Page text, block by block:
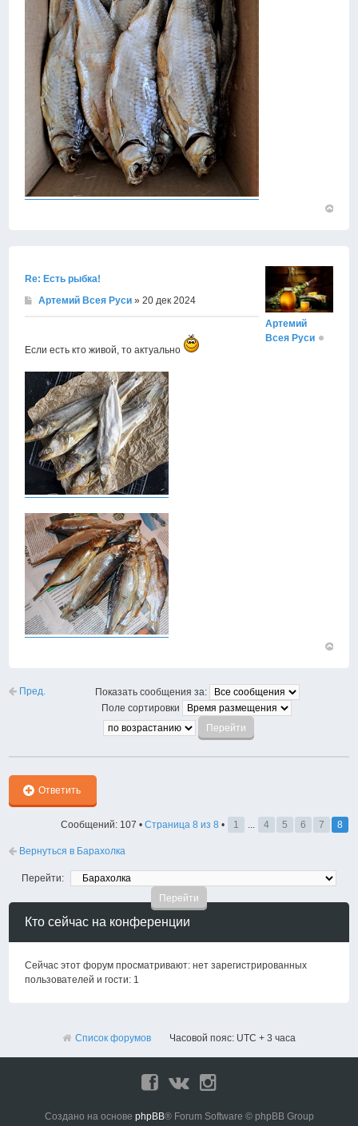
Re: Есть рыбка!
Артемий Всея Руси » 20 дек 2024
Если есть кто живой, то актуально
Артемий
Всея Руси
Пред.
Показать сообщения за:
Поле сортировки
Ответить
Сообщений: 107 • Страница 8 из 8 • 1 ... 4 5 6 7 8
Вернуться в Барахолка
Перейти:
Кто сейчас на конференции
Сейчас этот форум просматривают: нет зарегистрированных
пользователей и гости: 1
Список форумов Часовой пояс: UTC + 3 часа
Создано на основе phpBB® Forum Software © phpBB Group